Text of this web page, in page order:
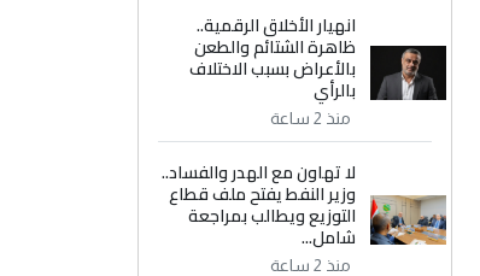
انهيار الأخلاق الرقمية..
ظاهرة الشتائم والطعن
بالأعراض بسبب الاختلاف
بالرأي
منذ 2 ساعة
لا تهاون مع الهدر والفساد..
وزير النفط يفتح ملف قطاع
التوزيع ويطالب بمراجعة
شامل...
منذ 2 ساعة